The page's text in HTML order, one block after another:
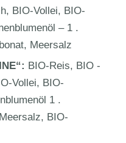
BIO-Vollei, BIO-
– 1 .
Meersalz
BIO-Reis, BIO -
Vollei, BIO-
1 .
BIO-